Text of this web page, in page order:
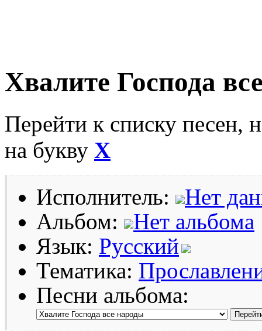
Хвалите Господа
Перейти к списку песен,
на букву Х
Исполнитель:
Нет
Альбом:
Нет альбома
Язык: Русский
Тематика:
Песни альбома: